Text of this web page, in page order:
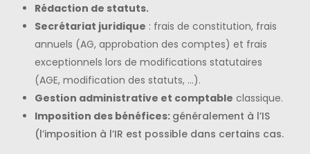
Rédaction de statuts.
Secrétariat juridique : frais de constitution, frais
annuels (AG, approbation des comptes) et frais
exceptionnels lors de modifications statutaires
(AGE, modification des statuts, …).
Gestion administrative et comptable classique.
Imposition des bénéfices: généralement à l’IS
(l’imposition à l’IR est possible dans certains cas.